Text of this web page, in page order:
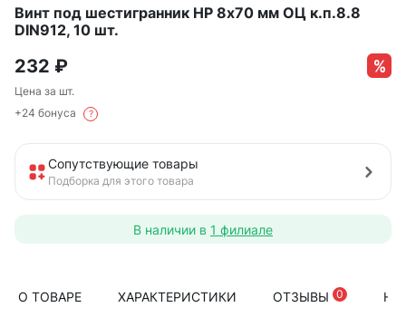
Винт под шестигранник НР 8х70 мм ОЦ к.п.8.8
DIN912, 10 шт.
232 ₽
Цена за шт.
+24 бонуса
?
Сопутствующие товары
Подборка для этого товара
В наличии в 1 филиале
О ТОВАРЕ ХАРАКТЕРИСТИКИ ОТЗЫВЫ 0